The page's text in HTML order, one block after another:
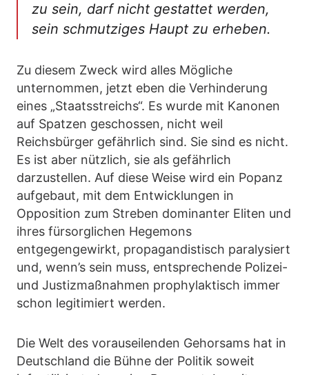
zu sein, darf nicht gestattet werden,
sein schmutziges Haupt zu erheben.
Zu diesem Zweck wird alles Mögliche
unternommen, jetzt eben die Verhinderung
eines „Staatsstreichs“. Es wurde mit Kanonen
auf Spatzen geschossen, nicht weil
Reichsbürger gefährlich sind. Sie sind es nicht.
Es ist aber nützlich, sie als gefährlich
darzustellen. Auf diese Weise wird ein Popanz
aufgebaut, mit dem Entwicklungen in
Opposition zum Streben dominanter Eliten und
ihres fürsorglichen Hegemons
entgegengewirkt, propagandistisch paralysiert
und, wenn’s sein muss, entsprechende Polizei-
und Justizmaßnahmen prophylaktisch immer
schon legitimiert werden.
Die Welt des vorauseilenden Gehorsams hat in
Deutschland die Bühne der Politik soweit